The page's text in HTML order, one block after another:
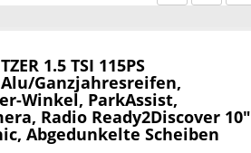
1.5 TSI 115PS
Alu/Ganzjahresreifen,
Winkel, ParkAssist,
Radio Ready2Discover 10"
Abgedunkelte Scheiben